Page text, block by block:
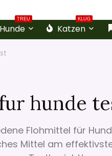
TREU
Hunde
KLUG
Katzen
hunde
Flohmittel für
Mittel am